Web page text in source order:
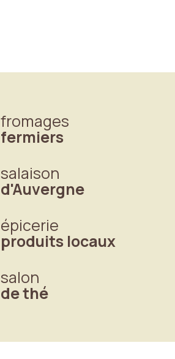
fromages
fermiers
salaison
d'Auvergne
épicerie
produits locaux
salon
de thé